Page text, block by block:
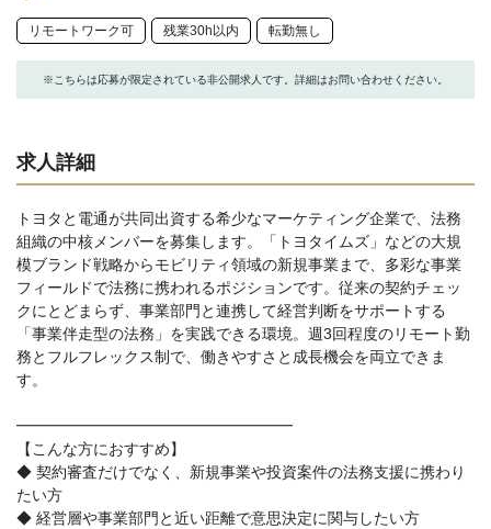
リモートワーク可 残業30h以内 転勤無し
※こちらは応募が限定されている非公開求人です。詳細はお問い合わせください。
求人詳細
トヨタと電通が共同出資する希少なマーケティング企業で、法務
組織の中核メンバーを募集します。「トヨタイムズ」などの大規
模ブランド戦略からモビリティ領域の新規事業まで、多彩な事業
フィールドで法務に携われるポジションです。従来の契約チェッ
クにとどまらず、事業部門と連携して経営判断をサポートする
「事業伴走型の法務」を実践できる環境。週3回程度のリモート勤
務とフルフレックス制で、働きやすさと成長機会を両立できま
す。
━━━━━━━━━━━━━━━━━━
【こんな方におすすめ】
◆ 契約審査だけでなく、新規事業や投資案件の法務支援に携わり
たい方
◆ 経営層や事業部門と近い距離で意思決定に関与したい方